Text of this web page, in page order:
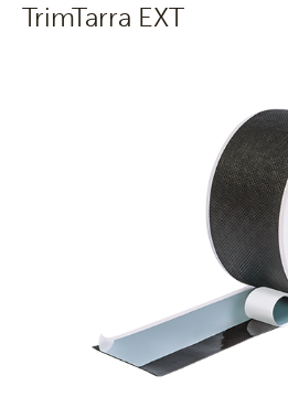
TrimTarra EXT